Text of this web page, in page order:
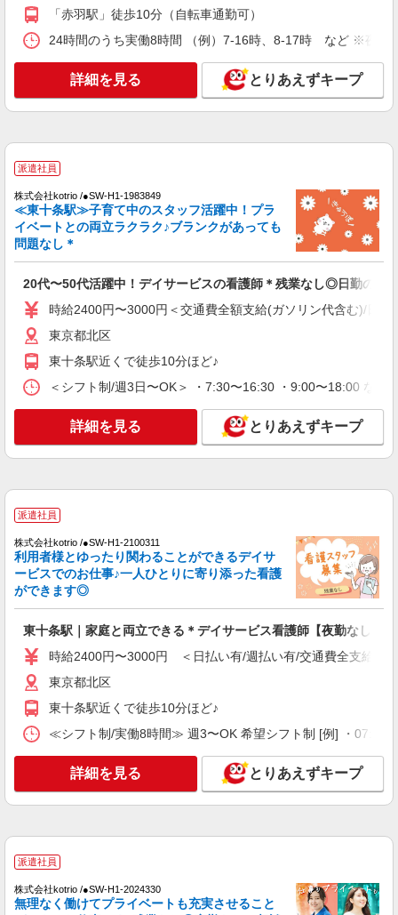
赤羽駅★病院でお掃除/食事の配膳など♪★激募
★
通費全支給(ガソリン代含む)＞
北区内【赤羽駅近く】
派遣社員
（株）ウィルオブ・ワークCW 池袋支店/ms130201
看護助手
時給1500円 ◆前払い・日払い・週払いOK
東京都北区
キープ
派遣社員
株式会社kotrio /●SW-H1-2100311
東十条駅｜家庭と両立できる＊デイサービス看
護師【夜勤なし】
時給2400円〜3000円 ＜日払い有/週払い有/交
通費全支給(ガソリン代含む)＞
東京都北区
職業紹介
株式会社kotrio /●SW-S-2022820
十条駅＊病院の看護助手│シフト相談OK！経
ン代含む)＞
東京都北区上十条
キープ
派遣社員
看護助手
時給1700円 ◆前払い・日払い・週払いOK
派遣社員
「赤羽駅」徒歩10分（自転車通勤可）
24時間のうち実働8時間 （例）7-16時、8-17時 など ※夜勤
詳細を見る とりあえずキープ
派遣社員
株式会社kotrio /●SW-H1-1983849
≪東十条駅≫子育て中のスタッフ活躍中！プラ
イベートとの両立ラクラク♪ブランクがあっても
問題なし＊
20代〜50代活躍中！デイサービスの看護師＊残業なし◎日勤のみ
時給2400円〜3000円＜交通費全額支給(ガソリン代含む)/日払
東京都北区
東十条駅近くで徒歩10分ほど♪
＜シフト制/週3日〜OK＞ ・7:30〜16:30 ・9:00〜18:00 など
詳細を見る とりあえずキープ
派遣社員
株式会社kotrio /●SW-H1-2100311
利用者様とゆったり関わることができるデイサ
ービスでのお仕事♪一人ひとりに寄り添った看護
ができます◎
東十条駅｜家庭と両立できる＊デイサービス看護師【夜勤なし】
時給2400円〜3000円 ＜日払い有/週払い有/交通費全支給(ガ
東京都北区
東十条駅近くで徒歩10分ほど♪
≪シフト制/実働8時間≫ 週3〜OK 希望シフト制 [例] ・
詳細を見る とりあえずキープ
派遣社員
株式会社kotrio /●SW-H1-2024330
無理なく働けてプライベートも充実させること